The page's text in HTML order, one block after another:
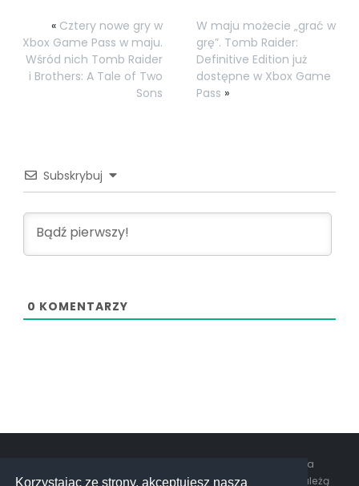
Korzystając ze strony, akceptujesz naszą
« Cztery nowe gry w
Xbox Game Pass w maju.
Wśród nich Tomb Raider
i Brothers: A Tale of Two
Sons
W maju możecie „grać w
grę”. Tomb Raider:
Definitive Edition już
dostępne w Xbox Game
Pass »
Subskrybuj
0 KOMENTARZY
© Copyrights. 2026 Tani Game Pass. Wszystkie prawa
zastrzeżone. Wszystkie umieszczone znaki towarowe należą